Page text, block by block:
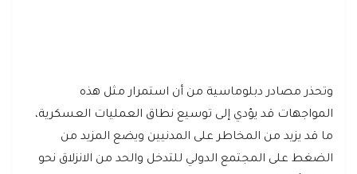
وتحذر مصادر دبلوماسية من أن استمرار مثل هذه
المواجهات قد يؤدي إلى توسيع نطاق العمليات العسكرية،
ما قد يزيد من المخاطر على المدنيين ويضع المزيد من
الضغط على المجتمع الدولي للتدخل والحد من الانزلاق نحو